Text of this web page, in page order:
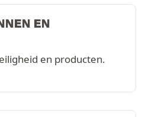
EN
en producten.